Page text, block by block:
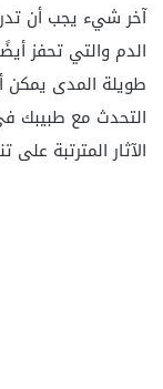
آخر شيء يجب أن
الدم والتي تحفز
طويلة المدى يمكن
التحدث مع طبيبك
الآثار المترتبة